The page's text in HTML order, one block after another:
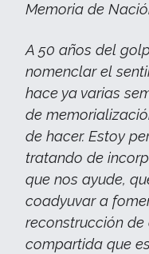
Memoria de
A 50 años del
nomenclar el
hace ya varias
de
de hacer. Estoy
tratando de
que nos ayude,
coadyuvar a
reconstrucción
compartida que